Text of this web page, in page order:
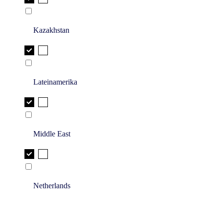
Kazakhstan
Lateinamerika
Middle East
Netherlands